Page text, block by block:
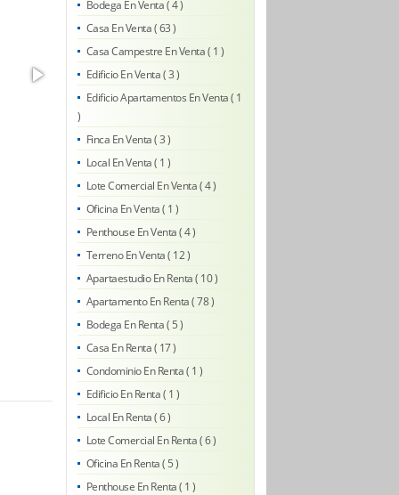
Bodega En Venta ( 4 )
Casa En Venta ( 63 )
Casa Campestre En Venta ( 1 )
Edificio En Venta ( 3 )
Edificio Apartamentos En Venta ( 1
)
Finca En Venta ( 3 )
Local En Venta ( 1 )
Lote Comercial En Venta ( 4 )
Oficina En Venta ( 1 )
Penthouse En Venta ( 4 )
Terreno En Venta ( 12 )
Apartaestudio En Renta ( 10 )
Apartamento En Renta ( 78 )
Bodega En Renta ( 5 )
Casa En Renta ( 17 )
Condominio En Renta ( 1 )
Edificio En Renta ( 1 )
Local En Renta ( 6 )
Lote Comercial En Renta ( 6 )
Oficina En Renta ( 5 )
Penthouse En Renta ( 1 )